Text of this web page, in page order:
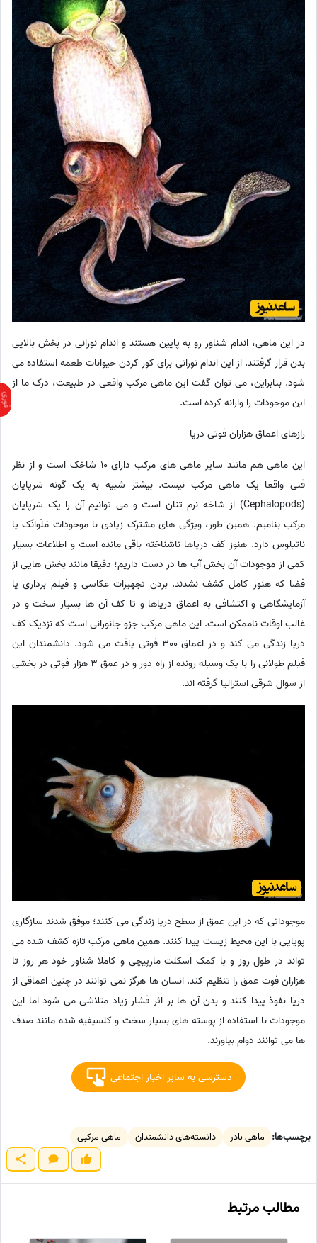
در این ماهی، اندام شناور رو به پایین هستند و اندام نورانی در بخش بالایی
بدن قرار گرفتند. از این اندام نورانی برای کور کردن حیوانات طعمه استفاده می
شود. بنابراین، می توان گفت این ماهی مرکب واقعی در طبیعت، درک ما از
این موجودات را وارانه کرده است.
رازهای اعماق هزاران فوتی دریا
این ماهی هم مانند سایر ماهی های مرکب دارای 10 شاخک است و از نظر
فنی واقعا یک ماهی مرکب نیست. بیشتر شبیه به یک گونه سَرپایان
(Cephalopods) از شاخه نرم تنان است و می توانیم آن را یک سَرپایان
مرکب بنامیم. همین طور، ویژگی های مشترک زیادی با موجودات مَلَوانَک یا
ناتیلوس دارد. هنوز کف دریاها ناشناخته باقی مانده است و اطلاعات بسیار
کمی از موجودات آن بخش آب ها در دست داریم؛ دقیقا مانند بخش هایی از
فضا که هنوز کامل کشف نشدند. بردن تجهیزات عکاسی و فیلم برداری یا
آزمایشگاهی و اکتشافی به اعماق دریاها و تا کف آن ها بسیار سخت و در
غالب اوقات ناممکن است. این ماهی مرکب جزو جانورانی است که نزدیک کف
دریا زندگی می کند و در اعماق 300 فوتی یافت می شود. دانشمندان این
فیلم طولانی را با یک وسیله رونده از راه دور و در عمق 3 هزار فوتی در بخشی
از سوال شرقی استرالیا گرفته اند.
موجوداتی که در این عمق از سطح دریا زندگی می کنند؛ موفق شدند سازگاری
پویایی با این محیط زیست پیدا کنند. همین ماهی مرکب تازه کشف شده می
تواند در طول روز و با کمک اسکلت مارپیچی و کاملا شناور خود هر روز تا
هزاران فوت عمق را تنظیم کند. انسان ها هرگز نمی توانند در چنین اعماقی از
دریا نفوذ پیدا کنند و بدن آن ها بر اثر فشار زیاد متلاشی می شود اما این
موجودات با استفاده از پوسته های بسیار سخت و کلسیفیه شده مانند صدف
ها می توانند دوام بیاورند.
دسترسی به سایر اخبار اجتماعی
برچسب‌ها: ماهی نادر دانسته‌های دانشمندان ماهی مرکبی
مطالب مرتبط